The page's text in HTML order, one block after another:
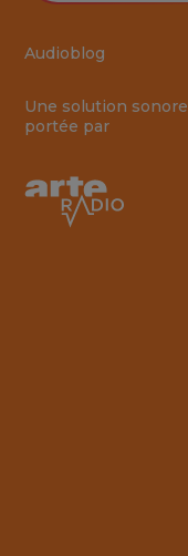
Audioblog
Une solution sonore
portée par